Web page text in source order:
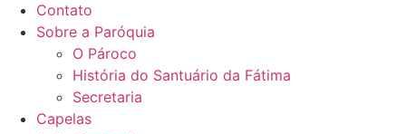
Contato
Sobre a Paróquia
O Pároco
História do Santuário da Fátima
Secretaria
Capelas